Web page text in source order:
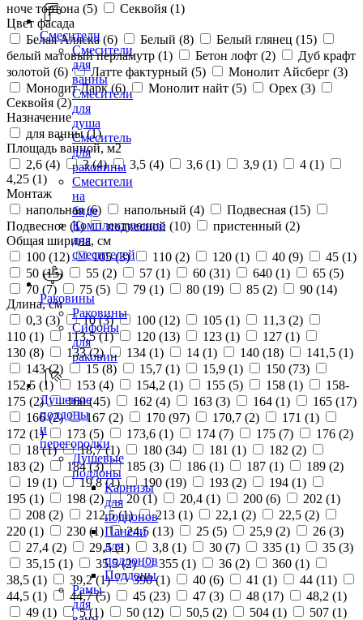
Смесители
Смесители
для
ванны
Смесители
для
душа
Смеситель
для
раковины
Смесители
на
биде
Комплектующие
для
смесителей
Раковины
Раковины
Сифоны
для
раковин
Душевые
поддоны
и
перегородки
Душевые
поддоны
Карнизы
для
поддонов
Панели
для
поддонов
Поддоны
Рамы
для
ноче тортона (5) Секвойя (1)
Цвет фасада
Белая Аляска (6) Белый (8) Белый глянец (15)
белый матовый перламутр (1) Бетон лофт (2)
Дуб крафт
золотой (6) Латте фактурный (5) Монолит Айсберг (3)
Монолит Дарк (6) Монолит найт (5) Орех (3)
Секвойя (2)
Назначение
для ванны (1)
Площадь ванной, м2
2,6 (4) 3 (4) 3,5 (4) 3,6 (1) 3,9 (1) 4 (1)
4,25 (1)
Монтаж
напольная (6) напольный (4) Подвесная (15)
Подвесное (1) подвесной (10) пристенный (2)
Общая ширина, см
100 (12) 105 (3) 110 (2) 120 (1) 40 (9) 45 (1)
50 (15) 55 (2) 57 (1) 60 (31) 640 (1) 65 (5)
70 (7) 75 (5) 79 (1) 80 (19) 85 (2) 90 (14)
Длина, см
0,3 (3) 10 (3) 100 (12) 105 (1) 11,3 (2)
110 (1) 113,5 (1) 120 (13) 123 (1) 127 (1)
130 (8) 133 (2) 134 (1) 14 (1) 140 (18) 141,5 (1)
143 (2) 15 (8) 15,7 (1) 15,9 (1) 150 (73)
152,5 (1) 153 (4) 154,2 (1) 155 (5) 158 (1)
158-
175 (2) 160 (45) 162 (4) 163 (3) 164 (1) 165 (17)
166 (2) 167 (2) 170 (97) 170,7 (2) 171 (1)
172 (1) 173 (5) 173,6 (1) 174 (7) 175 (7) 176 (2)
18 (1) 18,7 (1) 180 (34) 181 (1) 182 (2)
183 (2) 184 (3) 185 (3) 186 (1) 187 (1) 189 (2)
19 (1) 19,8 (1) 190 (19) 193 (2) 194 (1)
195 (1) 198 (2) 20 (1) 20,4 (1) 200 (6) 202 (1)
208 (2) 212,5 (1) 213 (1) 22,1 (2) 22,5 (2)
220 (1) 230 (1) 24,5 (13) 25 (5) 25,9 (2) 26 (3)
27,4 (2) 29,5 (1) 3,8 (1) 30 (7) 335 (1) 35 (3)
35,15 (1) 35,5 (2) 355 (1) 36 (2) 360 (1)
38,5 (1) 39,2 (1) 390 (1) 40 (6) 41 (1) 44 (11)
44,5 (1) 44,7 (5) 45 (23) 47 (3) 48 (17) 48,2 (1)
49 (1) 5 (1) 50 (12) 50,5 (2) 504 (1) 507 (1)